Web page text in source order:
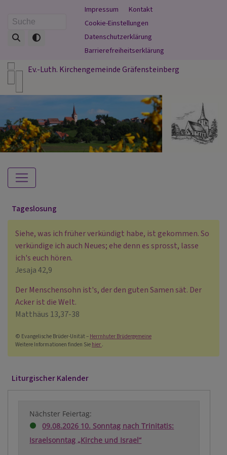
zum
Suche
Fußbereichsmenü
Impressum
Kontakt
Cookie-Einstellungen
Datenschutzerklärung
Barrierefreiheitserklärung
Ev.-Luth. Kirchengemeinde Gräfensteinberg
Hauptnavigation
Tageslosung
Siehe, was ich früher verkündigt habe, ist gekommen. So
verkündige ich auch Neues; ehe denn es sprosst, lasse
ich's euch hören.
Jesaja 42,9
Der Menschensohn ist's, der den guten Samen sät. Der
Acker ist die Welt.
Matthäus 13,37-38
© Evangelische Brüder-Unität – Herrnhuter Brüdergemeine
Weitere Informationen finden Sie hier .
Liturgischer Kalender
Nächster Feiertag:
09.08.2026 10. Sonntag nach Trinitatis:
Israelsonntag „Kirche und Israel“